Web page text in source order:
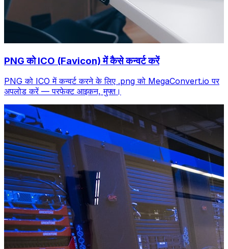
PNG को ICO (Favicon) में कैसे कन्वर्ट करें
PNG को ICO में कन्वर्ट करने के लिए .png को MegaConvert.io पर
अपलोड करें — परफेक्ट आइकन, मुफ्त।